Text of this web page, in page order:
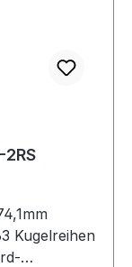
Kugelreihen